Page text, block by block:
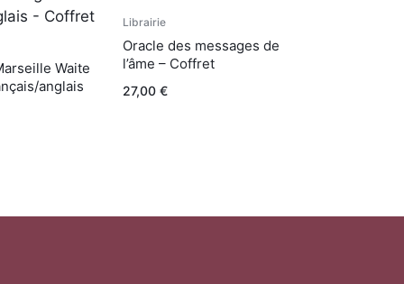
Waite
anglais
Librairie
Oracle des messages de
l’âme – Coffret
27,00 €